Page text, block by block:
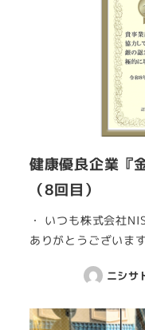
健康優良企業『
（8回目）
・ いつも株式会社
ありがとうござい
ニシサ